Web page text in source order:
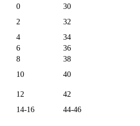
0
30
2
32
4
34
6
36
8
38
10
40
12
42
14-16 44-46